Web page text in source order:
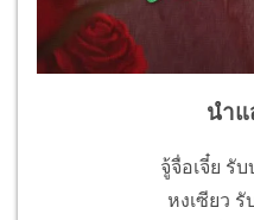
นำแ
จู้จื่อเจี๋ย รับ
หงเซียว